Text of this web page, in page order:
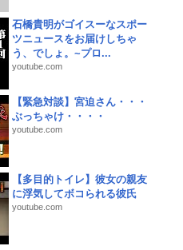
石橋貴明がゴイスーなスポー
ツニュースをお届けしちゃ
う、でしょ。~プロ...
youtube.com
【緊急対談】宮迫さん・・・
ぶっちゃけ・・・・
youtube.com
【多目的トイレ】彼女の親友
に浮気してボコられる彼氏
youtube.com